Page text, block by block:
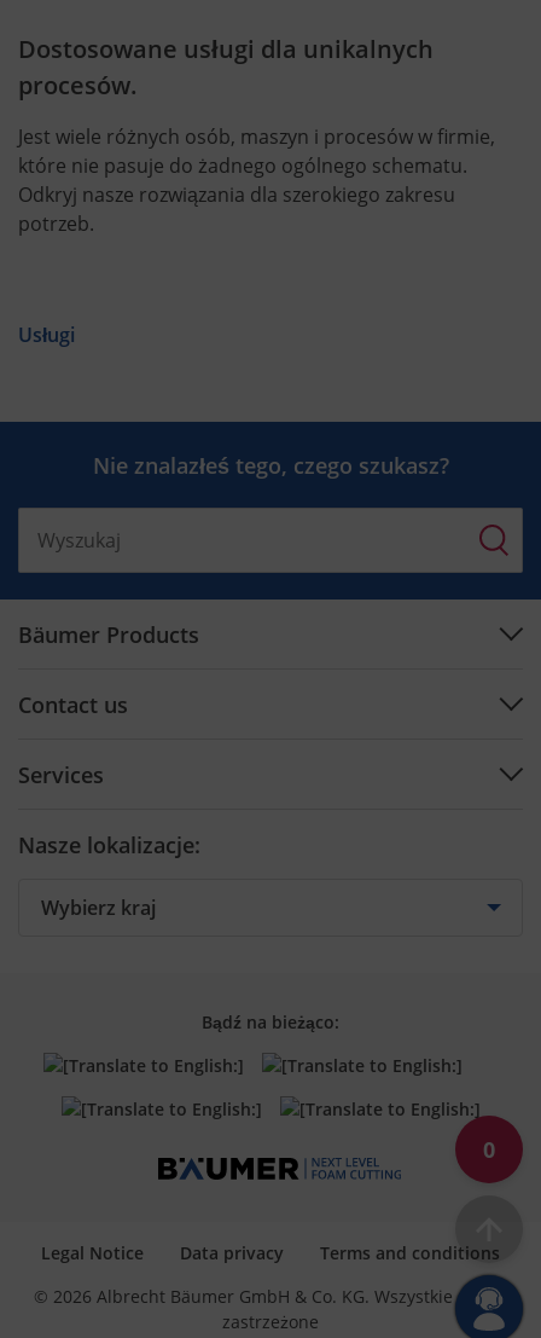
0
Dostosowane usługi dla unikalnych
procesów.
Jest wiele różnych osób, maszyn i procesów w firmie,
które nie pasuje do żadnego ogólnego schematu.
Odkryj nasze rozwiązania dla szerokiego zakresu
potrzeb.
Usługi
Nie znalazłeś tego, czego szukasz?
Bäumer Products
Software
Contact us
Contact form
Services
Spare parts
Nasze lokalizacje:
Bądź na bieżąco:
© 2026 Albrecht Bäumer GmbH & Co. KG. Wszystkie prawa
zastrzeżone
Legal Notice Data privacy Terms and conditions